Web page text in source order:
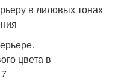
в лиловых тонах